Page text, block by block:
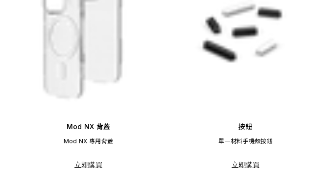
Mod NX 背蓋
Mod NX 專用背蓋
立即購買
按鈕
單一材料手機殼按鈕
立即購買